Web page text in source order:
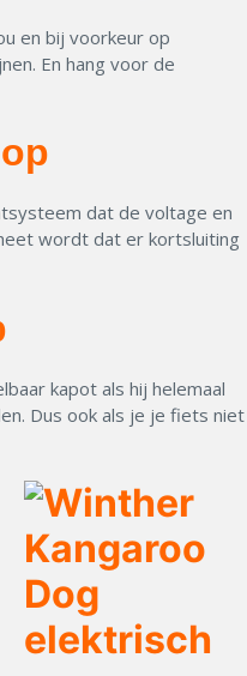
en bij voorkeur op
En hang voor de
dat de voltage en
wordt dat er kortsluiting
kapot als hij helemaal
Dus ook als je je fiets niet